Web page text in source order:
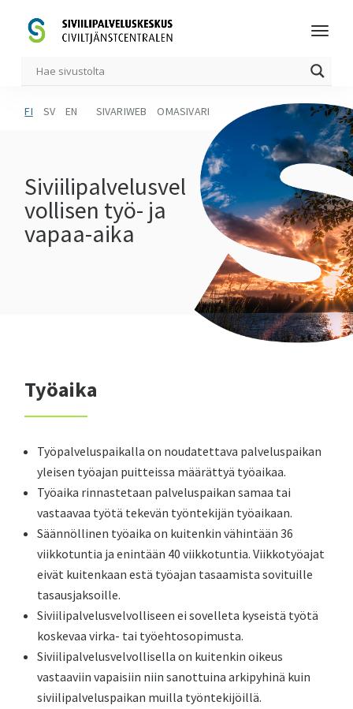
FI SV EN SIVARIWEB OMASIVARI
Siviilipalvelusvel
vollisen työ- ja
vapaa-aika
Työaika
Työpalveluspaikalla on noudatettava palveluspaikan
yleisen työajan puitteissa määrättyä työaikaa.
Työaika rinnastetaan palveluspaikan samaa tai
vastaavaa työtä tekevän työntekijän työaikaan.
Säännöllinen työaika on kuitenkin vähintään 36
viikkotuntia ja enintään 40 viikkotuntia. Viikkotyöajat
eivät kuitenkaan estä työajan tasaamista sovituille
tasausjaksoille.
Siviilipalvelusvelvolliseen ei sovelleta kyseistä työtä
koskevaa virka- tai työehtosopimusta.
Siviilipalvelusvelvollisella on kuitenkin oikeus
vastaaviin vapaisiin niin sanottuina arkipyhinä kuin
siviilipalveluspaikan muilla työntekijöillä.